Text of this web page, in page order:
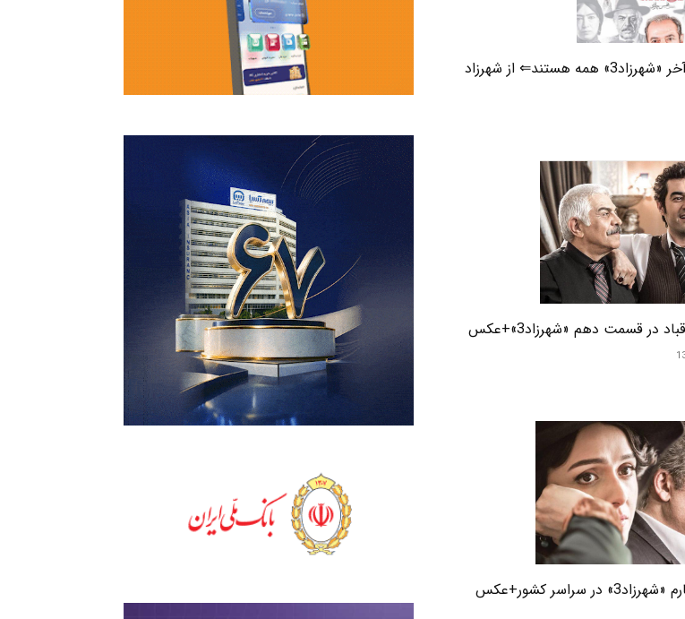
تحلیلی
خانگی
در قسمت آخر «شهرزاد3» همه هستند⇐ از شهرزاد
در قسمت دهم «شهرزاد3»+عکس
در سراسر کشور+عکس